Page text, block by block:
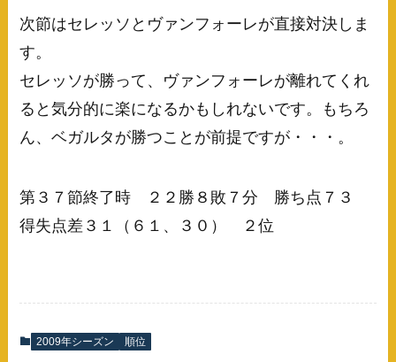
次節はセレッソとヴァンフォーレが直接対決しま
す。
セレッソが勝って、ヴァンフォーレが離れてくれ
ると気分的に楽になるかもしれないです。もちろ
ん、ベガルタが勝つことが前提ですが・・・。
第３７節終了時 ２２勝８敗７分 勝ち点７３
得失点差３１（６１、３０） ２位
2009年シーズン 順位